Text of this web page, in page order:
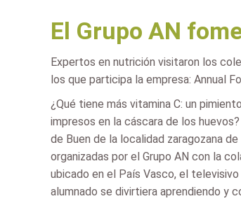
El Grupo AN
Expertos en nutrición visitaron los
los que participa la empresa: Annual
¿Qué tiene más vitamina C: un
impresos en la cáscara de los
de Buen de la localidad zaragozana
organizadas por el Grupo AN con la
ubicado en el País Vasco, el
alumnado se divirtiera aprendiendo y